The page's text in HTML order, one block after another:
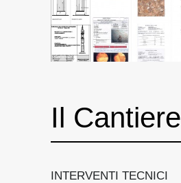
Il Cantiere
INTERVENTI TECNICI